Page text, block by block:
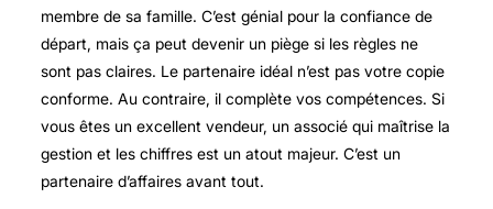
membre de sa famille. C’est génial pour la confiance de
départ, mais ça peut devenir un piège si les règles ne
sont pas claires. Le partenaire idéal n’est pas votre copie
conforme. Au contraire, il complète vos compétences. Si
vous êtes un excellent vendeur, un associé qui maîtrise la
gestion et les chiffres est un atout majeur. C’est un
partenaire d’affaires avant tout.